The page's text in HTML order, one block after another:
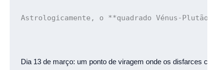
Astrologicamente, o **quadrado Vénus-
Dia 13 de março: um ponto de viragem onde os disfarces